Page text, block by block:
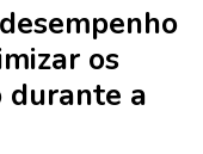
os
durante a